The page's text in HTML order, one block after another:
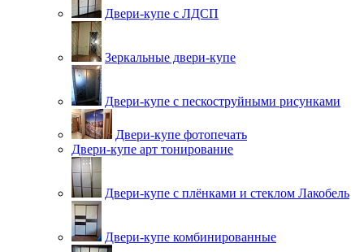
Двери-купе с ЛДСП
Зеркальные двери-купе
Двери-купе с пескоструйными рисунками
Двери-купе фотопечать
Двери-купе арт тонирование
Двери-купе с плёнками и стеклом Лакобель
Двери-купе комбинированные